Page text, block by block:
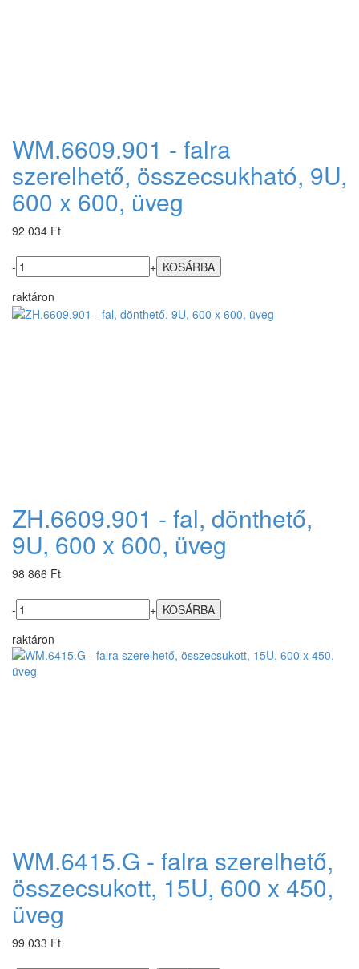
WM.6609.901 - falra
szerelhető, összecsukható, 9U,
600 x 600, üveg
92 034 Ft
-
+
raktáron
ZH.6609.901 - fal, dönthető,
9U, 600 x 600, üveg
98 866 Ft
-
+
raktáron
WM.6415.G - falra szerelhető,
összecsukott, 15U, 600 x 450,
üveg
99 033 Ft